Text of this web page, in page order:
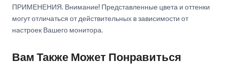
ПРИМЕНЕНИЯ. Внимание! Представленные цвета и оттенки
могут отличаться от действительных в зависимости от
настроек Вашего монитора.
Вам Также Может Понравиться